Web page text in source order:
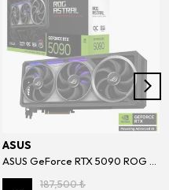
ASUS
187,500 ₺